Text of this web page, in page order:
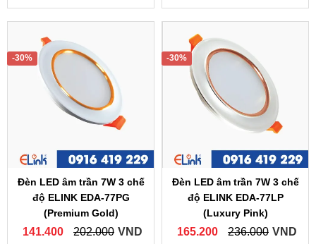
-30%
Đèn LED âm trần 7W 3 chế
độ ELINK EDA-77PG
(Premium Gold)
141.400 202.000 VND
-30%
Đèn LED âm trần 7W 3 chế
độ ELINK EDA-77LP
(Luxury Pink)
165.200 236.000 VND